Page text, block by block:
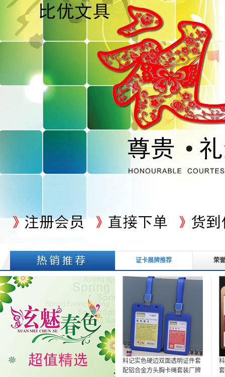
证卡展牌推荐 荣
科记实色硬边双面透明证件套
配铝合金方头胸卡绳套装厂牌